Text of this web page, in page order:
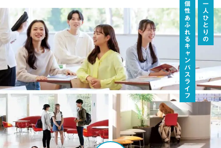
一人ひとりの
個性あふれるキャンパスライフ